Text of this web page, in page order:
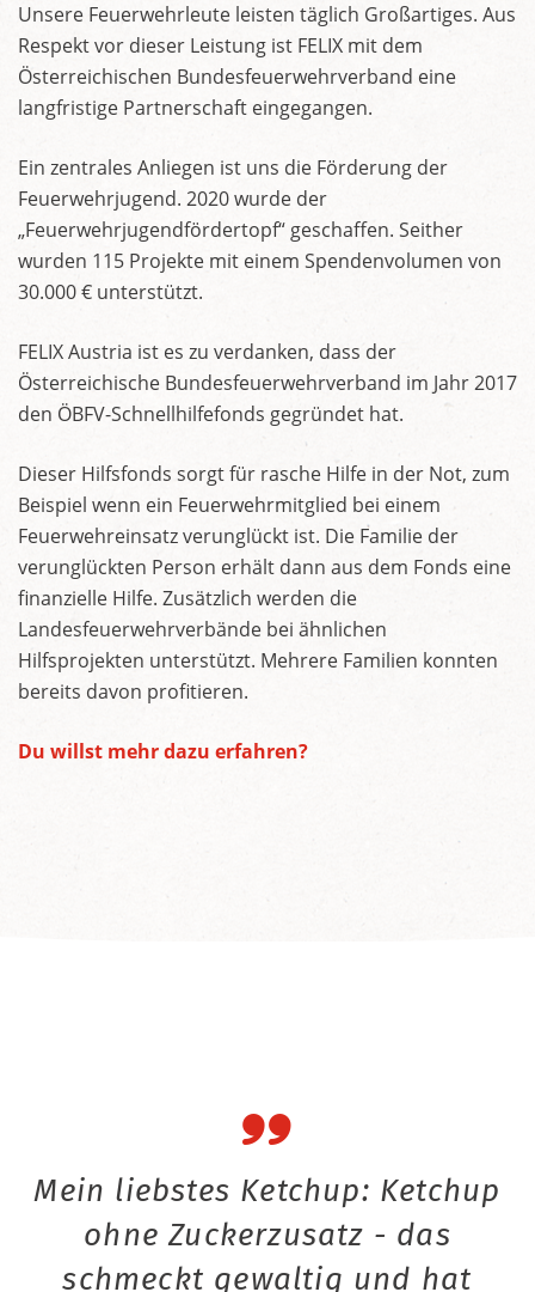
Unsere Feuerwehrleute leisten täglich Großartiges. Aus
Respekt vor dieser Leistung ist FELIX mit dem
Österreichischen Bundesfeuerwehrverband eine
langfristige Partnerschaft eingegangen.
Ein zentrales Anliegen ist uns die Förderung der
Feuerwehrjugend. 2020 wurde der
„Feuerwehrjugendfördertopf“ geschaffen. Seither
wurden 115 Projekte mit einem Spendenvolumen von
30.000 € unterstützt.
FELIX Austria ist es zu verdanken, dass der
Österreichische Bundesfeuerwehrverband im Jahr 2017
den ÖBFV-Schnellhilfefonds gegründet hat.
Dieser Hilfsfonds sorgt für rasche Hilfe in der Not, zum
Beispiel wenn ein Feuerwehrmitglied bei einem
Feuerwehreinsatz verunglückt ist. Die Familie der
verunglückten Person erhält dann aus dem Fonds eine
finanzielle Hilfe. Zusätzlich werden die
Landesfeuerwehrverbände bei ähnlichen
Hilfsprojekten unterstützt. Mehrere Familien konnten
bereits davon profitieren.
Du willst mehr dazu erfahren?
Mein liebstes Ketchup: Ketchup
ohne Zuckerzusatz - das
schmeckt gewaltig und hat